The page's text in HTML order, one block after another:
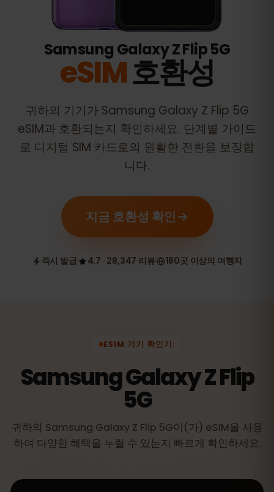
Samsung Galaxy Z Flip 5G
eSIM호환성
귀하의 기기가 Samsung Galaxy Z Flip 5G
eSIM과 호환되는지 확인하세요. 단계별 가이드
로 디지털 SIM 카드로의 원활한 전환을 보장합
니다.
지금 호환성 확인
즉시 발급 4.7 · 28,347 리뷰 180곳 이상의 여행지
ESIM 기기 확인기:
Samsung Galaxy Z Flip
5G
귀하의 Samsung Galaxy Z Flip 5G이(가) eSIM을 사용
하여 다양한 혜택을 누릴 수 있는지 빠르게 확인하세요.